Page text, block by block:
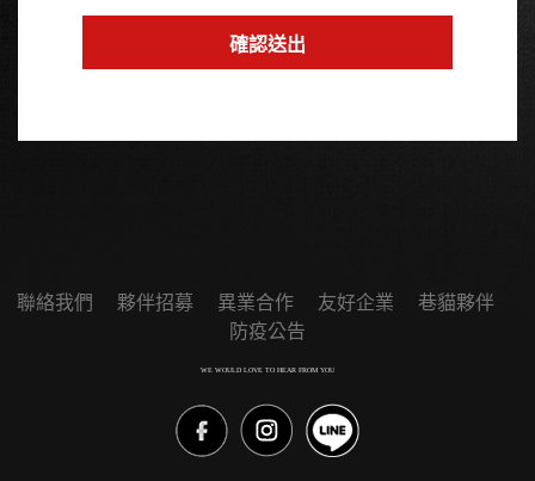
聯絡我們 夥伴招募 異業合作 友好企業
巷貓夥伴
防疫公告
WE WOULD LOVE TO HEAR FROM YOU